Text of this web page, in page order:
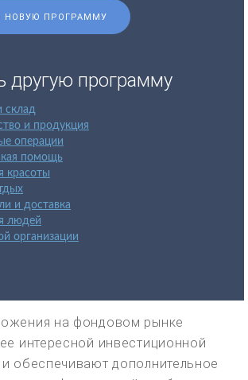
НОВУЮ ПРОГРАММУ
другую программу
склад
и продукция
операции
помощь
красоты
и доставка
людей
организации
на фондовом рынке
интересной инвестиционной
обеспечивают дополнительное